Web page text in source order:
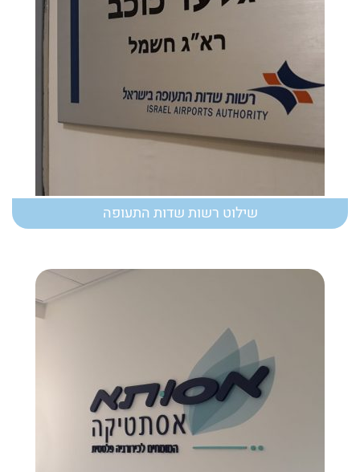
שילוט רשות שדות התעופה